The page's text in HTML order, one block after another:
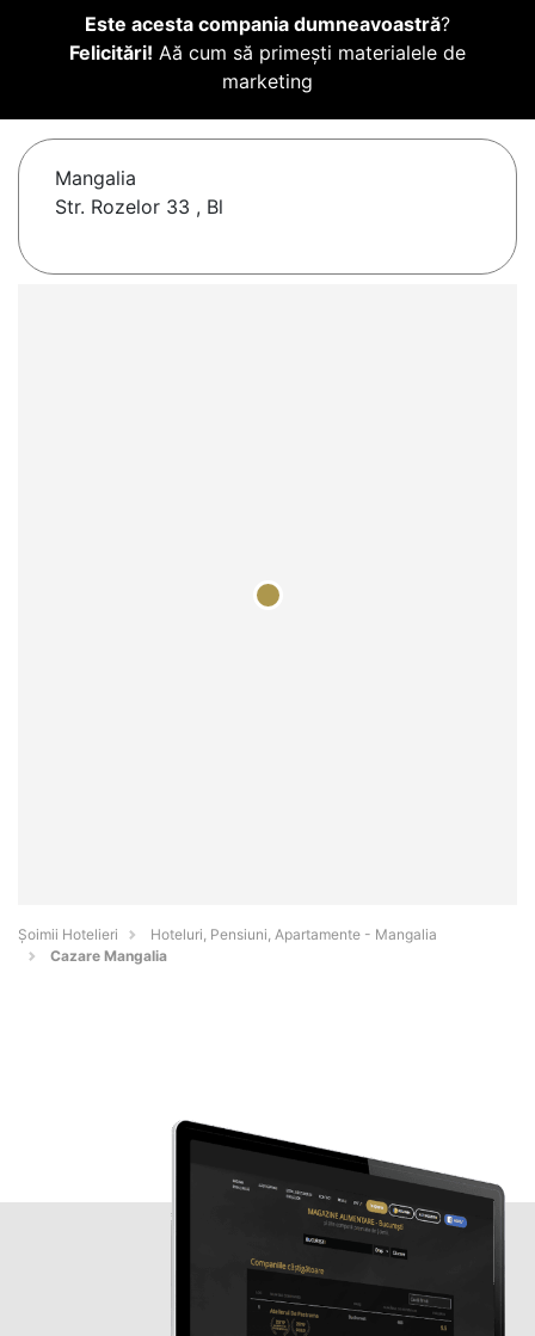
Este acesta compania dumneavoastră?
Felicitări! Aă cum să primești materialele de
marketing
Mangalia
Str. Rozelor 33 , Bl
Șoimii Hotelieri
Hoteluri, Pensiuni, Apartamente - Mangalia
Cazare Mangalia